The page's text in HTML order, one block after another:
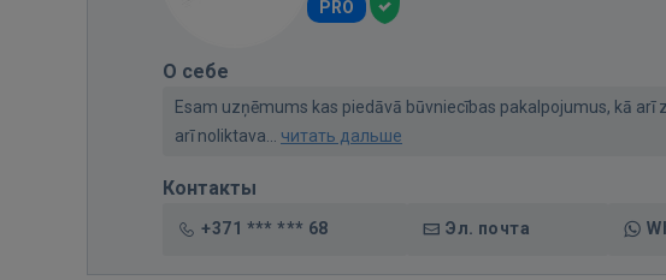
PRO
О себе
Esam uzņēmums kas piedāvā būvniecības pakalpojumus, kā
arī noliktava... читать дальше
Контакты
+371 *** *** 68 Эл. почта